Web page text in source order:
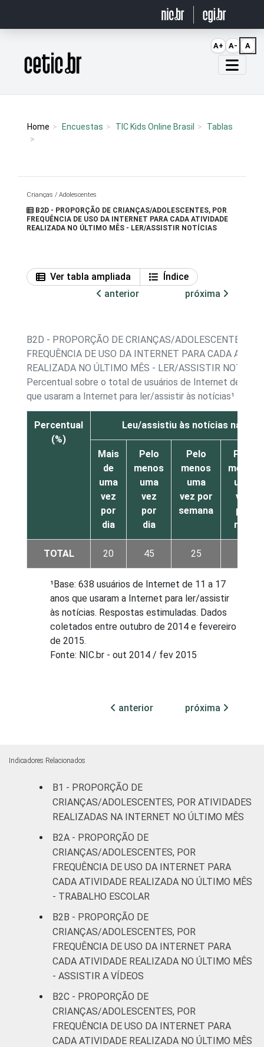
Página inicial
Home Encuestas TIC Kids Online Brasil Tablas
Crianças / Adolescentes
B2D - PROPORÇÃO DE CRIANÇAS/ADOLESCENTES, POR
FREQUÊNCIA DE USO DA INTERNET PARA CADA ATIVIDADE
REALIZADA NO ÚLTIMO MÊS - LER/ASSISTIR NOTÍCIAS
Ver tabla ampliada
Índice
anterior
próxima
B2D - PROPORÇÃO DE CRIANÇAS/ADOLESCENTES,
FREQUÊNCIA DE USO DA INTERNET PARA CADA
REALIZADA NO ÚLTIMO MÊS - LER/ASSISTIR
Percentual sobre o total de usuários de Internet de 11 a
que usaram a Internet para ler/assistir às notícias¹
Percentual
(%)
Leu/assistiu às notícias na
Mais
de
uma
vez
por
dia
Pelo
menos
uma
vez
por
dia
Pelo
menos
uma
vez por
semana
Pelo
menos
uma
vez
por
mês
TOTAL 20 45 25
¹Base: 638 usuários de Internet de 11 a 17
anos que usaram a Internet para ler/assistir
às notícias. Respostas estimuladas. Dados
coletados entre outubro de 2014 e fevereiro
de 2015.
Fonte: NIC.br - out 2014 / fev 2015
anterior próxima
Indicadores Relacionados
B1 - PROPORÇÃO DE
CRIANÇAS/ADOLESCENTES, POR ATIVIDADES
REALIZADAS NA INTERNET NO ÚLTIMO MÊS
B2A - PROPORÇÃO DE
CRIANÇAS/ADOLESCENTES, POR
FREQUÊNCIA DE USO DA INTERNET PARA
CADA ATIVIDADE REALIZADA NO ÚLTIMO MÊS
- TRABALHO ESCOLAR
B2B - PROPORÇÃO DE
CRIANÇAS/ADOLESCENTES, POR
FREQUÊNCIA DE USO DA INTERNET PARA
CADA ATIVIDADE REALIZADA NO ÚLTIMO MÊS
- ASSISTIR A VÍDEOS
B2C - PROPORÇÃO DE
CRIANÇAS/ADOLESCENTES, POR
FREQUÊNCIA DE USO DA INTERNET PARA
CADA ATIVIDADE REALIZADA NO ÚLTIMO MÊS
A+ A- A